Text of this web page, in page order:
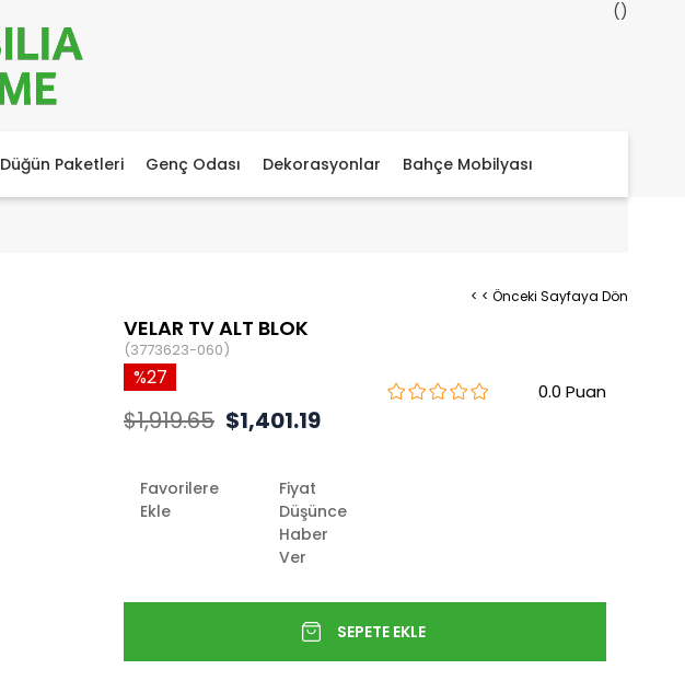
Düğün Paketleri Genç Odası Dekorasyonlar Bahçe Mobilyası
< < Önceki Sayfaya Dön
VELAR TV ALT BLOK
(3773623-060)
0.0
27
$1,919.65 $1,401.19
Favorilere
Ekle
Fiyat
Düşünce
Haber
Ver